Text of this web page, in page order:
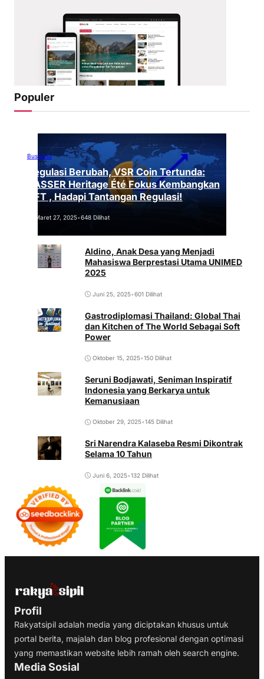
Populer
Business
Regulasi Berubah, VSR Coin Tertunda:
VASSER Heritage Été Fokus Kembangkan
NFT , Hadapi Tantangan Regulasi!
Maret 27, 2025•648 Dilihat
Aldino, Anak Desa yang Menjadi
Mahasiswa Berprestasi Utama UNIMED
2025
Juni 25, 2025•601 Dilihat
Gastrodiplomasi Thailand: Global Thai
dan Kitchen of The World Sebagai Soft
Power
Oktober 15, 2025•150 Dilihat
Seruni Bodjawati, Seniman Inspiratif
Indonesia yang Berkarya untuk
Kemanusiaan
Oktober 29, 2025•145 Dilihat
Sri Narendra Kalaseba Resmi Dikontrak
Selama 10 Tahun
Juni 6, 2025•132 Dilihat
Profil
Rakyatsipil adalah media yang diciptakan khusus untuk
portal berita, majalah dan blog profesional dengan optimasi
yang memastikan website lebih ramah oleh search engine.
Media Sosial